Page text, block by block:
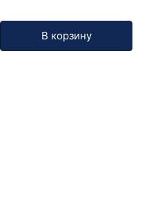
В корзину